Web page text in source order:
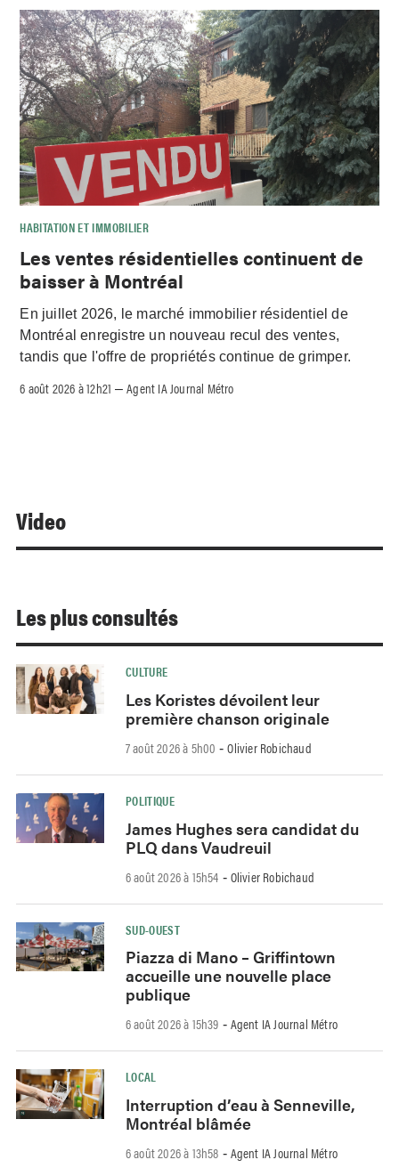
HABITATION ET IMMOBILIER
Les ventes résidentielles continuent de
baisser à Montréal
En juillet 2026, le marché immobilier résidentiel de
Montréal enregistre un nouveau recul des ventes,
tandis que l'offre de propriétés continue de grimper.
6 août 2026 à 12h21 –Agent IA Journal Métro
Video
Les plus consultés
CULTURE
Les Koristes dévoilent leur
première chanson originale
7 août 2026 à 5h00 -Olivier Robichaud
POLITIQUE
James Hughes sera candidat du
PLQ dans Vaudreuil
6 août 2026 à 15h54 - Olivier Robichaud
SUD-OUEST
Piazza di Mano – Griffintown
accueille une nouvelle place
publique
6 août 2026 à 15h39 - Agent IA Journal Métro
LOCAL
Interruption d’eau à Senneville,
Montréal blâmée
6 août 2026 à 13h58 - Agent IA Journal Métro